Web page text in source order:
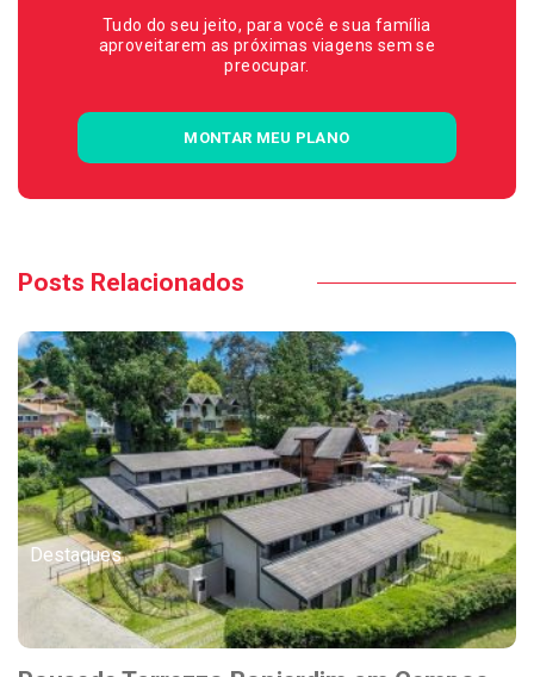
Tudo do seu jeito, para você e sua família
aproveitarem as próximas viagens sem se
preocupar.
MONTAR MEU PLANO
Posts Relacionados
Destaques